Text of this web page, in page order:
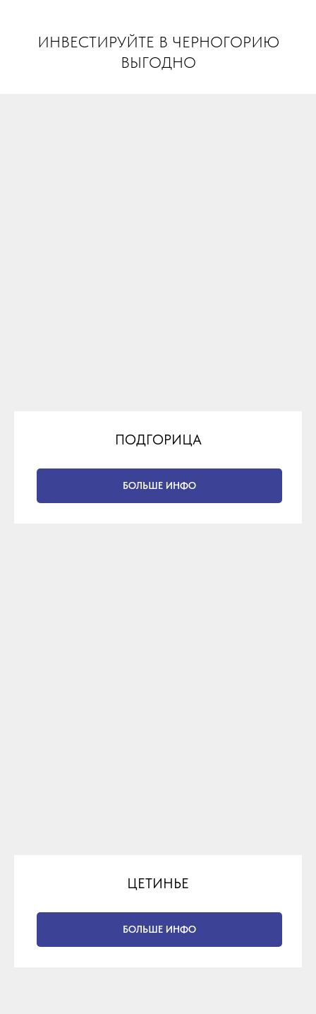
ИНВЕСТИРУЙТЕ В ЧЕРНОГОРИЮ
ВЫГОДНО
ПОДГОРИЦА
БОЛЬШЕ ИНФО
ЦЕТИНЬЕ
БОЛЬШЕ ИНФО